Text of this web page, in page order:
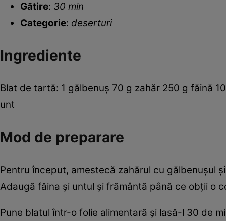
Gătire: 30 min
Categorie: deserturi
Ingrediente
Blat de tartă: 1 gălbenuş 70 g zahăr 250 g făină
unt
Mod de preparare
Pentru început, amestecă zahărul cu gălbenuşul
Adaugă făina şi untul şi frământă până ce obţii o
Pune blatul într-o folie alimentară şi lasă-l 30 de